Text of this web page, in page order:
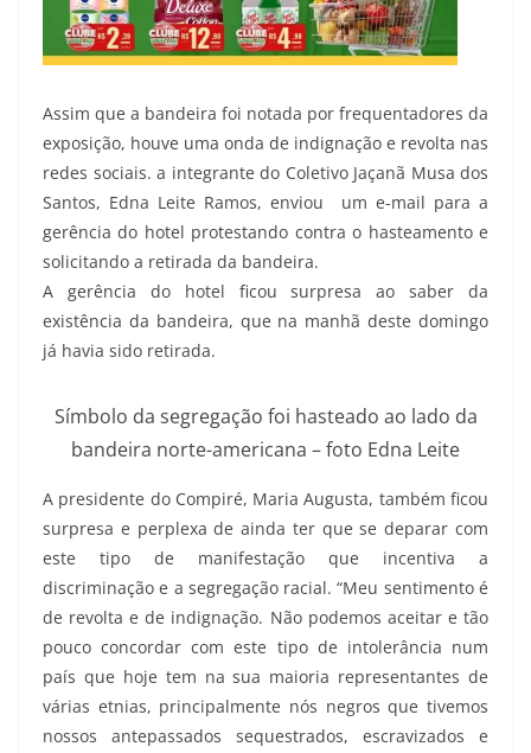
Assim que a bandeira foi notada por frequentadores da
exposição, houve uma onda de indignação e revolta nas
redes sociais. a integrante do Coletivo Jaçanã Musa dos
Santos, Edna Leite Ramos, enviou um e-mail para a
gerência do hotel protestando contra o hasteamento e
solicitando a retirada da bandeira.
A gerência do hotel ficou surpresa ao saber da
existência da bandeira, que na manhã deste domingo
já havia sido retirada.
Símbolo da segregação foi hasteado ao lado da
bandeira norte-americana – foto Edna Leite
A presidente do Compiré, Maria Augusta, também ficou
surpresa e perplexa de ainda ter que se deparar com
este tipo de manifestação que incentiva a
discriminação e a segregação racial. “Meu sentimento é
de revolta e de indignação. Não podemos aceitar e tão
pouco concordar com este tipo de intolerância num
país que hoje tem na sua maioria representantes de
várias etnias, principalmente nós negros que tivemos
nossos antepassados sequestrados, escravizados e